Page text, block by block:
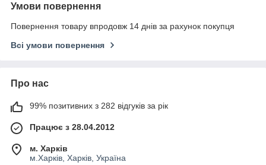
Умови повернення
Повернення товару впродовж 14 днів за рахунок покупця
Всі умови повернення
Про нас
99% позитивних з 282 відгуків за рік
Працює з 28.04.2012
м. Харків
м.Харків, Харків, Україна